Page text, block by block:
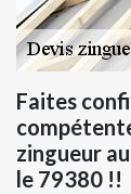
Faites
zingueur
le 79380 !!